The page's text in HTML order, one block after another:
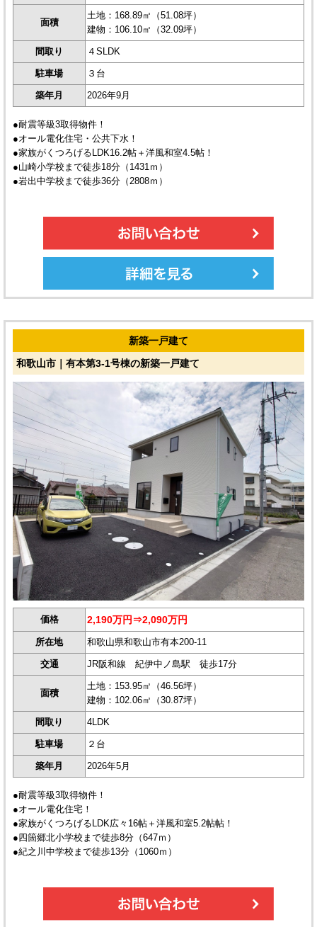
面積
土地：168.89㎡（51.08坪）
建物：106.10㎡（32.09坪）
間取り ４SLDK
駐車場 ３台
築年月 2026年9月
●耐震等級3取得物件！
●オール電化住宅・公共下水！
●家族がくつろげるLDK16.2帖＋洋風和室4.5帖！
●山崎小学校まで徒歩18分（1431ｍ）
●岩出中学校まで徒歩36分（2808ｍ）
新築一戸建て
和歌山市｜有本第3-1号棟の新築一戸建て
価格 2,190万円⇒2,090万円
所在地 和歌山県和歌山市有本200-11
交通 JR阪和線 紀伊中ノ島駅 徒歩17分
面積
土地：153.95㎡（46.56坪）
建物：102.06㎡（30.87坪）
間取り 4LDK
駐車場 ２台
築年月 2026年5月
●耐震等級3取得物件！
●オール電化住宅！
●家族がくつろげるLDK広々16帖＋洋風和室5.2帖帖！
●四箇郷北小学校まで徒歩8分（647ｍ）
●紀之川中学校まで徒歩13分（1060ｍ）